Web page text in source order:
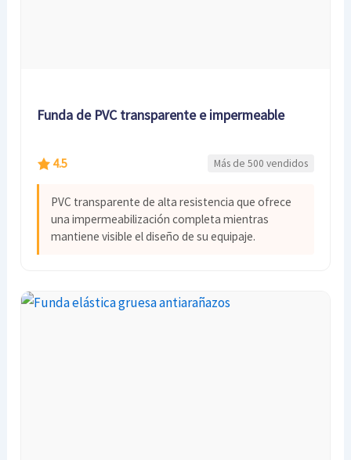
Funda de PVC transparente e impermeable
4.5 Más de 500 vendidos
PVC transparente de alta resistencia que ofrece
una impermeabilización completa mientras
mantiene visible el diseño de su equipaje.